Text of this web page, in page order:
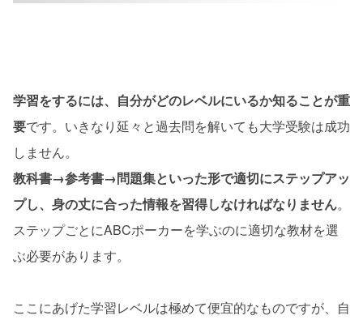
学習をするには、自分がどのレベルにいるか知ることが重
要です。いきなり延々と過去問を解いても大学受験は成功
しません。
教科書→参考書→問題集といった形で適切にステップアッ
プし、身の丈に合った情報を習得しなければなりません。
ステップごとにABCポーカーを学ぶのに適切な教材を選
ぶ必要があります。
ここにあげた学習レベルは極めて便宜的なものですが、自